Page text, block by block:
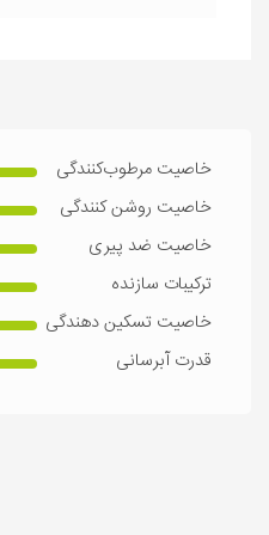
خاصیت مرطوب‌کنندگی
خاصیت روشن کنندگی
خاصیت ضد پیری
ترکیبات سازنده
خاصیت تسکین دهندگی
قدرت آبرسانی